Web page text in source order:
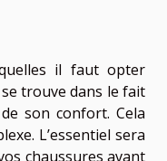
il faut opter
trouve dans le fait
son confort. Cela
L’essentiel sera
chaussures avant